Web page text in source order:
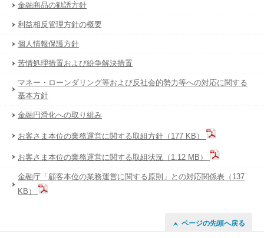
金融商品の勧誘方針
利益相反管理方針の概要
個人情報保護方針
苦情処理措置および紛争解決措置
マネー・ローンダリング等および反社会的勢力等への対応に関する
基本方針
金融円滑化への取り組み
お客さま本位の業務運営に関する取組方針（177 KB）
お客さま本位の業務運営に関する取組状況（1.12 MB）
金融庁「顧客本位の業務運営に関する原則」との対応関係表（137
KB）
ページの先頭へ戻る